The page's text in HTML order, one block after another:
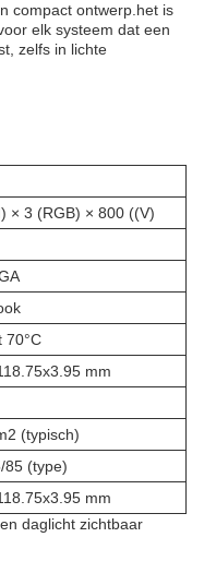
compact ontwerp.het is
elk systeem dat een
zelfs in lichte
× 3 (RGB) × 800 ((V)
70°C
mm
(typisch)
85 (type)
mm
daglicht zichtbaar